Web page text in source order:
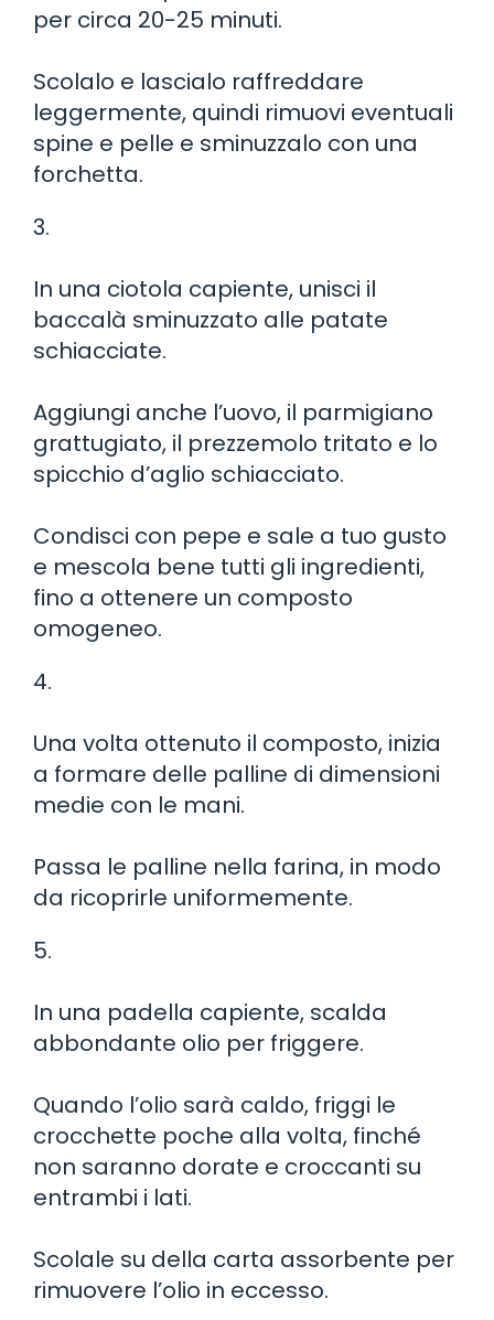
per circa 20-25 minuti.
Scolalo e lascialo raffreddare
leggermente, quindi rimuovi eventuali
spine e pelle e sminuzzalo con una
forchetta.
3.
In una ciotola capiente, unisci il
baccalà sminuzzato alle patate
schiacciate.
Aggiungi anche l’uovo, il parmigiano
grattugiato, il prezzemolo tritato e lo
spicchio d’aglio schiacciato.
Condisci con pepe e sale a tuo gusto
e mescola bene tutti gli ingredienti,
fino a ottenere un composto
omogeneo.
4.
Una volta ottenuto il composto, inizia
a formare delle palline di dimensioni
medie con le mani.
Passa le palline nella farina, in modo
da ricoprirle uniformemente.
5.
In una padella capiente, scalda
abbondante olio per friggere.
Quando l’olio sarà caldo, friggi le
crocchette poche alla volta, finché
non saranno dorate e croccanti su
entrambi i lati.
Scolale su della carta assorbente per
rimuovere l’olio in eccesso.